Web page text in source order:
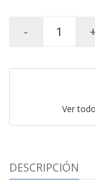
- +
Ver
DESCRIPCIÓN